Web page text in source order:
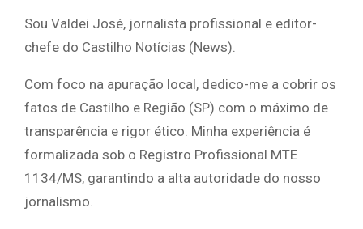
Sou Valdei José, jornalista profissional e editor-
chefe do Castilho Notícias (News).
Com foco na apuração local, dedico-me a cobrir os
fatos de Castilho e Região (SP) com o máximo de
transparência e rigor ético. Minha experiência é
formalizada sob o Registro Profissional MTE
1134/MS, garantindo a alta autoridade do nosso
jornalismo.